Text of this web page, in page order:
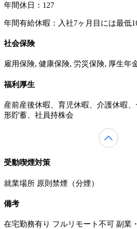
年間休日：127
年間有給休暇：入社7ヶ月目には最低
社会保険
雇用保険, 健康保険, 労災保険, 厚生年
福利厚生
産前産後休暇、育児休暇、介護休暇
形貯蓄、社員持株会
受動喫煙対策
就業場所 原則禁煙（分煙）
備考
在宅勤務有り フルリモート不可 副業